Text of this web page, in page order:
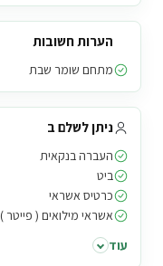
הערות חשובות
מתחם שומר שבת
ניתן לשלם ב
העברה בנקאית
ביט
כרטיס אשראי
אשראי מילואים ( פייטר )
עוד